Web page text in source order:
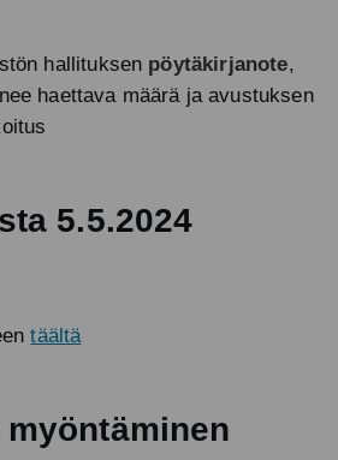
hallituksen pöytäkirjanote,
haettava määrä ja avustuksen
5.5.2024
täältä